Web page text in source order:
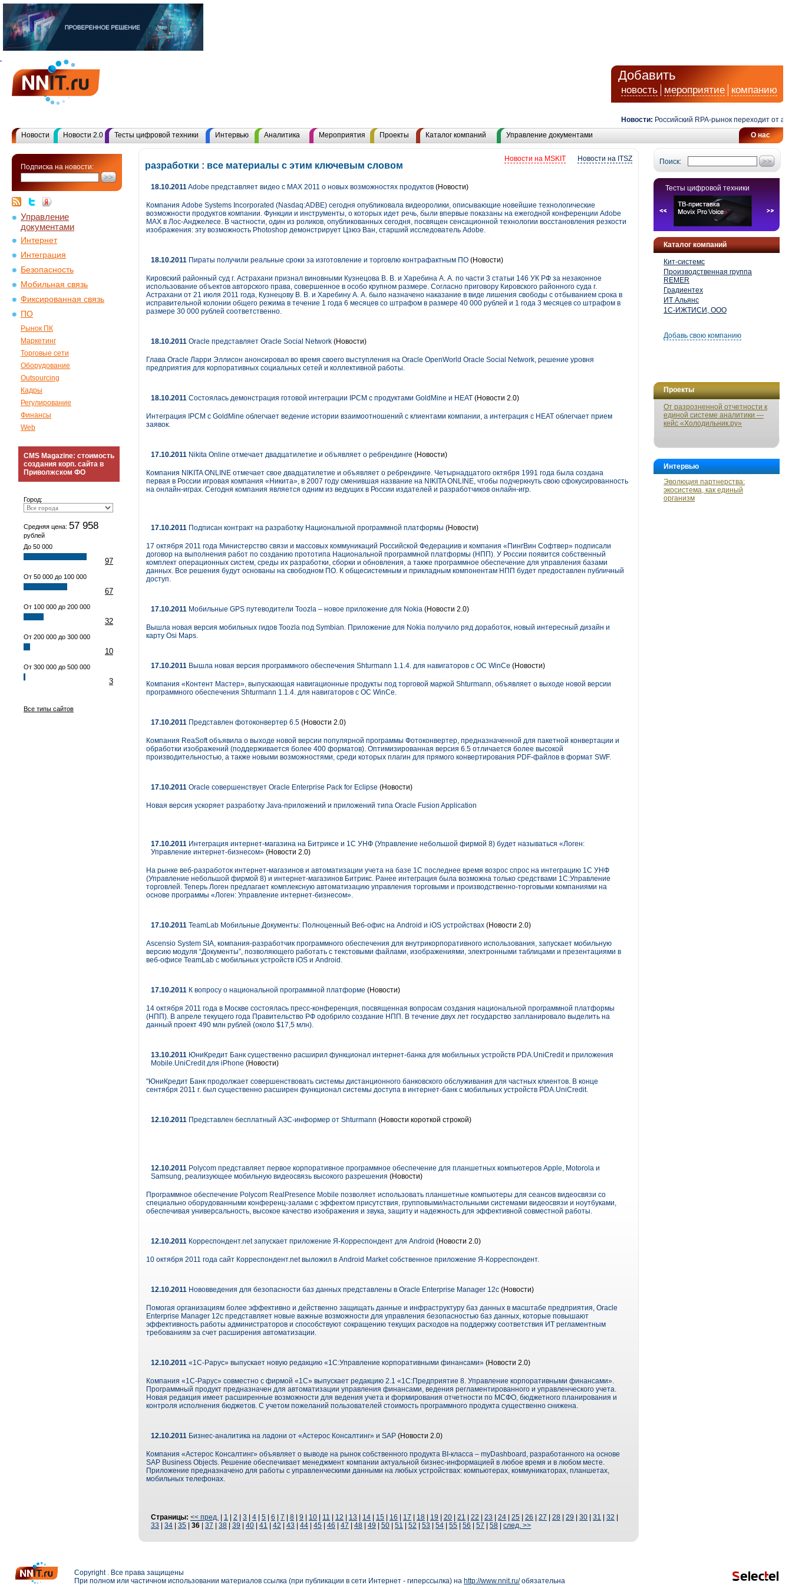
Добавить
новость мероприятие компанию
Новости: Российский RPA-рынок переходит от
О нас
Новости Новости 2.0 Тесты цифровой техники Интервью Аналитика Мероприятия Проекты Каталог компаний Управление документами
Подписка на новости:
Управление
документами
Интернет
Интеграция
Безопасность
Мобильная связь
Фиксированная связь
ПО
Рынок ПК
Маркетинг
Торговые сети
Оборудование
Outsourcing
Кадры
Регулирование
Финансы
Web
CMS Magazine: стоимость
создания корп. сайта в
Приволжском ФО
Город:
Средняя цена: 57 958
рублей
До 50 000
97
От 50 000 до 100 000
67
От 100 000 до 200 000
32
От 200 000 до 300 000
10
От 300 000 до 500 000
3
Все типы сайтов
Поиск:
Тесты цифровой техники
Каталог компаний
Кит-системс
Производственная группа
REMER
Градиентех
ИТ Альянс
1С-ИЖТИСИ, ООО
Добавь свою компанию
Проекты
От разрозненной отчетности к
единой системе аналитики —
кейс «Холодильник.ру»
Интервью
Эволюция партнерства:
экосистема, как единый
организм
Новости на ITSZ
Новости на MSKIT
разработки : все материалы с этим ключевым словом
18.10.2011Adobe представляет видео c MAX 2011 о новых возможностях продуктов (Новости)
Компания Adobe Systems Incorporated (Nasdaq:ADBE) сегодня опубликовала видеоролики, описывающие новейшие технологические
возможности продуктов компании. Функции и инструменты, о которых идет речь, были впервые показаны на ежегодной конференции Adobe
MAX в Лос-Анджелесе. В частности, один из роликов, опубликованных сегодня, посвящен сенсационной технологии восстановления резкости
изображения: эту возможность Photoshop демонстрирует Цзюэ Ван, старший исследователь Adobe.
18.10.2011 Пираты получили реальные сроки за изготовление и торговлю контрафактным ПО (Новости)
Кировский районный суд г. Астрахани признал виновными Кузнецова В. В. и Харебина А. А. по части 3 статьи 146 УК РФ за незаконное
использование объектов авторского права, совершенное в особо крупном размере. Согласно приговору Кировского районного суда г.
Астрахани от 21 июля 2011 года, Кузнецову В. В. и Харебину А. А. было назначено наказание в виде лишения свободы с отбыванием срока в
исправительной колонии общего режима в течение 1 года 6 месяцев со штрафом в размере 40 000 рублей и 1 года 3 месяцев со штрафом в
размере 30 000 рублей соответственно.
18.10.2011 Oracle представляет Oracle Social Network (Новости)
Глава Oracle Ларри Эллисон анонсировал во время своего выступления на Oracle OpenWorld Oracle Social Network, решение уровня
предприятия для корпоративных социальных сетей и коллективной работы.
18.10.2011 Состоялась демонстрация готовой интеграции IPCM с продуктами GoldMine и HEAT (Новости 2.0)
Интеграция IPCM с GoldMine облегчает ведение истории взаимоотношений с клиентами компании, а интеграция с HEAT облегчает прием
заявок.
17.10.2011 Nikita Online отмечает двадцатилетие и объявляет о ребрендинге (Новости)
Компания NIKITA ONLINE отмечает свое двадцатилетие и объявляет о ребрендинге. Четырнадцатого октября 1991 года была создана
первая в России игровая компания «Никита», в 2007 году сменившая название на NIKITA ONLINE, чтобы подчеркнуть свою сфокусированность
на онлайн-играх. Сегодня компания является одним из ведущих в России издателей и разработчиков онлайн-игр.
17.10.2011 Подписан контракт на разработку Национальной программной платформы (Новости)
17 октября 2011 года Министерство связи и массовых коммуникаций Российской Федерациив и компания «ПингВин Софтвер» подписали
договор на выполнения работ по созданию прототипа Национальной программной платформы (НПП). У России появится собственный
комплект операционных систем, среды их разработки, сборки и обновления, а также программное обеспечение для управления базами
данных. Все решения будут основаны на свободном ПО. К общесистемным и прикладным компонентам НПП будет предоставлен публичный
доступ.
17.10.2011 Мобильные GPS путеводители Toozla – новое приложение для Nokia (Новости 2.0)
Вышла новая версия мобильных гидов Toozla под Symbian. Приложение для Nokia получило ряд доработок, новый интересный дизайн и
карту Osi Maps.
17.10.2011 Вышла новая версия программного обеспечения Shturmann 1.1.4. для навигаторов с ОС WinCe (Новости)
Компания «Контент Мастер», выпускающая навигационные продукты под торговой маркой Shturmann, объявляет о выходе новой версии
программного обеспечения Shturmann 1.1.4. для навигаторов с ОС WinCe.
17.10.2011 Представлен фотоконвертер 6.5 (Новости 2.0)
Компания ReaSoft объявила о выходе новой версии популярной программы Фотоконвертер, предназначенной для пакетной конвертации и
обработки изображений (поддерживается более 400 форматов). Оптимизированная версия 6.5 отличается более высокой
производительностью, а также новыми возможностями, среди которых плагин для прямого конвертирования PDF-файлов в формат SWF.
17.10.2011 Oracle совершенствует Oracle Enterprise Pack for Eclipse (Новости)
Новая версия ускоряет разработку Java-приложений и приложений типа Oracle Fusion Application
17.10.2011 Интеграция интернет-магазина на Битриксе и 1С УНФ (Управление небольшой фирмой 8) будет называться «Логен:
Управление интернет-бизнесом» (Новости 2.0)
На рынке веб-разработок интернет-магазинов и автоматизации учета на базе 1С последнее время возрос спрос на интеграцию 1С УНФ
(Управление небольшой фирмой 8) и интернет-магазинов Битрикс. Ранее интеграция была возможна только средствами 1С:Управление
торговлей. Теперь Логен предлагает комплексную автоматизацию управления торговыми и производственно-торговыми компаниями на
основе программы «Логен: Управление интернет-бизнесом».
17.10.2011 TeamLab Мобильные Документы: Полноценный Веб-офис на Android и iOS устройствах (Новости 2.0)
Ascensio System SIA, компания-разработчик программного обеспечения для внутрикорпоративного использования, запускает мобильную
версию модуля “Документы”, позволяющего работать с текстовыми файлами, изображениями, электронными таблицами и презентациями в
веб-офисе TeamLab с мобильных устройств iOS и Android.
17.10.2011 К вопросу о национальной программной платформе (Новости)
14 октября 2011 года в Москве состоялась пресс-конференция, посвященная вопросам создания национальной программной платформы
(НПП). В апреле текущего года Правительство РФ одобрило создание НПП. В течение двух лет государство запланировало выделить на
данный проект 490 млн рублей (около $17,5 млн).
13.10.2011 ЮниКредит Банк существенно расширил функционал интернет-банка для мобильных устройств PDA.UniCredit и приложения
Mobile.UniCredit для iPhone (Новости)
"ЮниКредит Банк продолжает совершенствовать системы дистанционного банковского обслуживания для частных клиентов. В конце
сентября 2011 г. был существенно расширен функционал системы доступа в интернет-банк с мобильных устройств PDA.UniCredit.
12.10.2011 Представлен бесплатный АЗС-информер от Shturmann (Новости короткой строкой)
12.10.2011 Polycom представляет первое корпоративное программное обеспечение для планшетных компьютеров Apple, Motorola и
Samsung, реализующее мобильную видеосвязь высокого разрешения (Новости)
Программное обеспечение Polycom RealPresence Mobile позволяет использовать планшетные компьютеры для сеансов видеосвязи со
специально оборудованными конференц-залами с эффектом присутствия, групповыми/настольными системами видеосвязи и ноутбуками,
обеспечивая универсальность, высокое качество изображения и звука, защиту и надежность для эффективной совместной работы.
12.10.2011 Корреспондент.net запускает приложение Я-Корреспондент для Android (Новости 2.0)
10 октября 2011 года сайт Корреспондент.net выложил в Android Market собственное приложение Я-Корреспондент.
12.10.2011 Нововведения для безопасности баз данных представлены в Oracle Enterprise Manager 12c (Новости)
Помогая организациям более эффективно и действенно защищать данные и инфраструктуру баз данных в масштабе предприятия, Oracle
Enterprise Manager 12c представляет новые важные возможности для управления безопасностью баз данных, которые повышают
эффективность работы администраторов и способствуют сокращению текущих расходов на поддержку соответствия ИТ регламентным
требованиям за счет расширения автоматизации.
12.10.2011 «1C-Рарус» выпускает новую редакцию «1С:Управление корпоративными финансами» (Новости 2.0)
Компания «1C-Рарус» совместно с фирмой «1С» выпускает редакцию 2.1 «1С:Предприятие 8. Управление корпоративными финансами».
Программный продукт предназначен для автоматизации управления финансами, ведения регламентированного и управленческого учета.
Новая редакция имеет расширенные возможности для ведения учета и формирования отчетности по МСФО, бюджетного планирования и
контроля исполнения бюджетов. С учетом пожеланий пользователей стоимость программного продукта существенно снижена.
12.10.2011 Бизнес-аналитика на ладони от «Астерос Консалтинг» и SAP (Новости 2.0)
Компания «Астерос Консалтинг» объявляет о выводе на рынок собственного продукта BI-класса – myDashboard, разработанного на основе
SAP Business Objects. Решение обеспечивает менеджмент компании актуальной бизнес-информацией в любое время и в любом месте.
Приложение предназначено для работы с управленческими данными на любых устройствах: компьютерах, коммуникаторах, планшетах,
мобильных телефонах.
Страницы: << пред. 1 2 3 4 5 6 7 8 9 10 11 12 13 14 15 16 17 18 19 20 21 22 23 24 25 26 27 28 29 30 31 32
33
34 35 36 37 38 39 40 41 42 43 44 45 46 47 48 49 50 51 52 53 54 55 56 57 58 след. >>
Copyright . Все права защищены
При полном или частичном использовании материалов ссылка (при публикации в сети Интернет - гиперссылка) на http://www.nnit.ru/обязательна